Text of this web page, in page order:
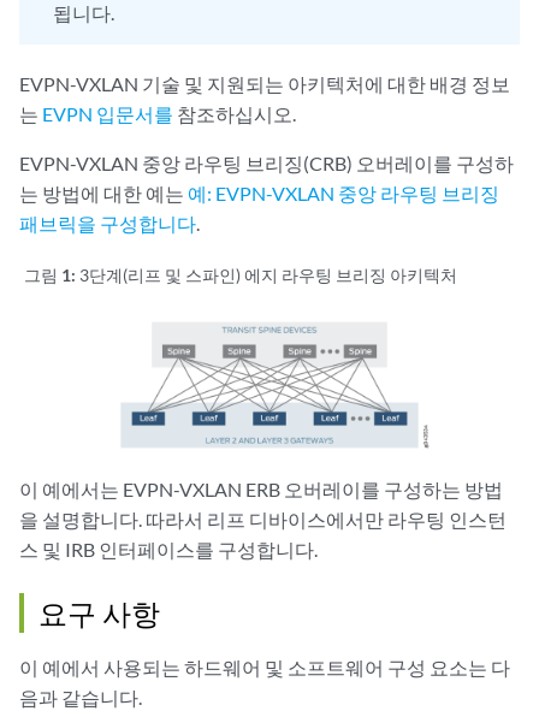
됩니다.
EVPN-VXLAN 기술 및 지원되는 아키텍처에 대한 배경 정보
는 EVPN 입문서를 참조하십시오.
EVPN-VXLAN 중앙 라우팅 브리징(CRB) 오버레이를 구성하
는 방법에 대한 예는 예: EVPN-VXLAN 중앙 라우팅 브리징
패브릭을 구성합니다.
그림 1: 3단계(리프 및 스파인) 에지 라우팅 브리징 아키텍처
이 예에서는 EVPN-VXLAN ERB 오버레이를 구성하는 방법
을 설명합니다. 따라서 리프 디바이스에서만 라우팅 인스턴
스 및 IRB 인터페이스를 구성합니다.
요구 사항
이 예에서 사용되는 하드웨어 및 소프트웨어 구성 요소는 다
음과 같습니다.